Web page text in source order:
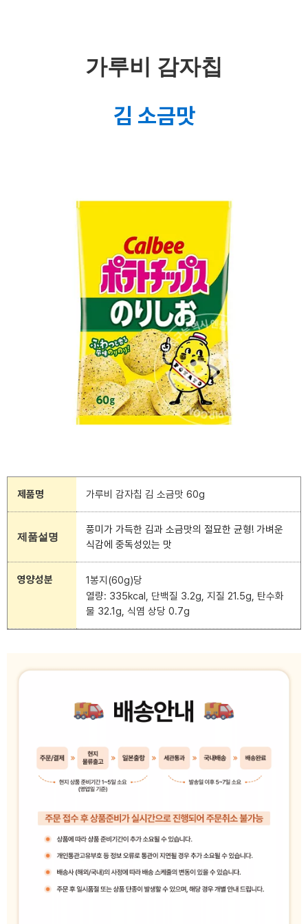
가루비 감자칩
김 소금맛
제품명 가루비 감자칩 김 소금맛 60g
제품설명
풍미가 가득한 김과 소금맛의 절묘한 균형! 가벼운
식감에 중독성있는 맛
영양성분
1봉지(60g)당
열량: 335kcal, 단백질 3.2g, 지질 21.5g, 탄수화
물 32.1g, 식염 상당 0.7g